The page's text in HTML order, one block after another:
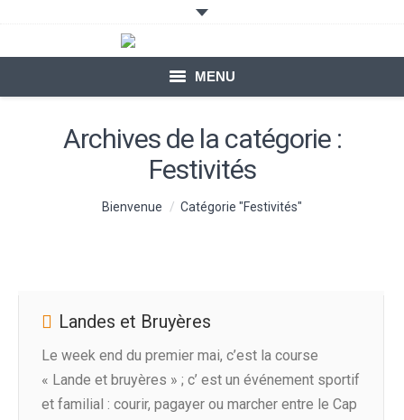
MENU
ACCUEIL
LOCATION DE YOURTES
VOTRE SÉJOUR
Archives de la catégorie :
Festivités
Vous êtes ici :Bienvenue Catégorie "Festivités"
Landes et Bruyères
Le week end du premier mai, c’est la course
« Lande et bruyères » ; c’ est un événement sportif
et familial : courir, pagayer ou marcher entre le Cap